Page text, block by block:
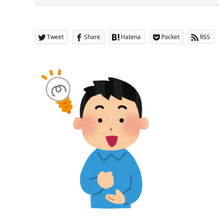
Tweet Share Hatena Pocket RSS